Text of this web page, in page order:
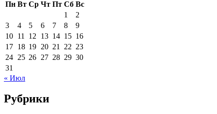
Пн Вт Ср Чт Пт Сб Вс
1
2
3
4 5 6 7 8
9
10 11 12 13 14 15 16
17 18 19 20 21 22 23
24 25 26 27 28 29 30
31
« Июл
Рубрики